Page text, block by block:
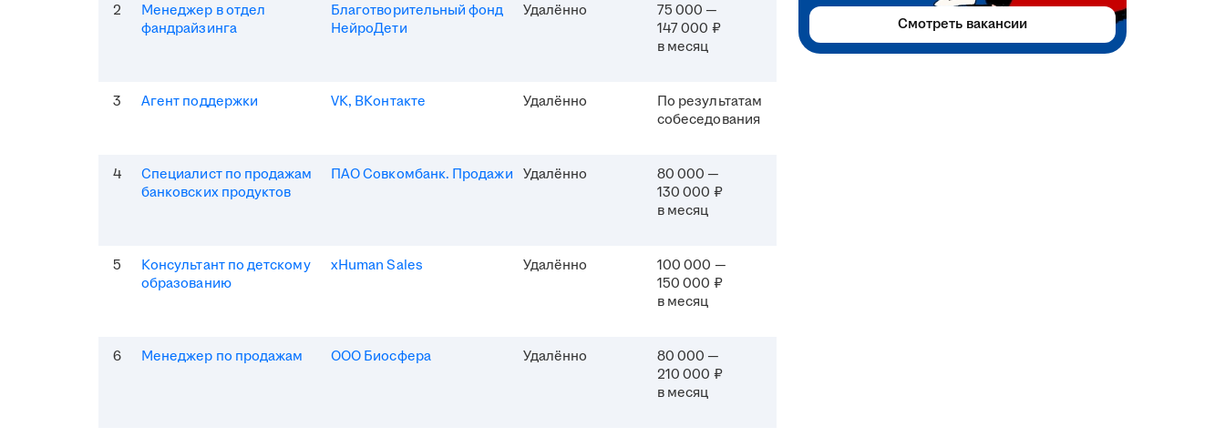
2
Менеджер в отдел
фандрайзинга
Благотворительный фонд
НейроДети
Удалённо
75 000 —
147 000 ₽
в месяц
3 Агент поддержки VK, ВКонтакте Удалённо
По результатам
собеседования
4
Специалист по продажам
банковских продуктов
ПАО Совкомбанк. Продажи Удалённо
80 000 —
130 000 ₽
в месяц
5
Консультант по детскому
образованию
xHuman Sales Удалённо
100 000 —
150 000 ₽
в месяц
6 Менеджер по продажам ООО Биосфера Удалённо
80 000 —
210 000 ₽
в месяц
Смотреть вакансии